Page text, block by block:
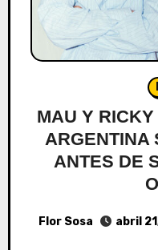
MAU Y
ARGENTINA
ANTES DE
Flor Sosa abril